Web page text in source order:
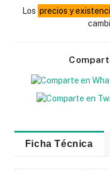
Los precios y
Ficha Técnica